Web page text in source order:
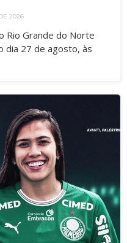
2026
Rio Grande do Norte
dia 27 de agosto, às